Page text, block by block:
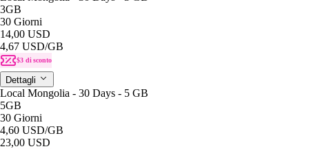
3GB
30 Giorni
14,00 USD
4,67 USD/GB
$3 di sconto
Dettagli
Local Mongolia - 30 Days - 5 GB
5GB
30 Giorni
4,60 USD/GB
23,00 USD